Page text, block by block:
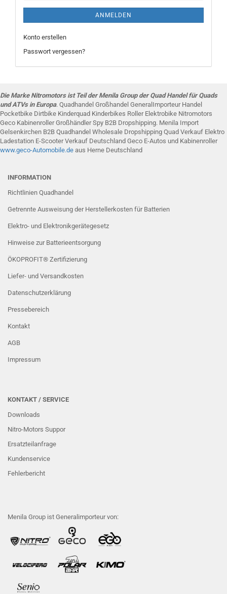
ANMELDEN
Konto erstellen
Passwort vergessen?
Die Marke Nitromotors ist Teil der Menila Group der Quad Handel für Quads
und ATVs in Europa. Quadhandel Großhandel GeneralImporteur Handel
Pocketbike Dirtbike Kinderquad Kinderbikes Roller Elektrobike Nitromotors
Geco Kabinenroller Großhändler Spy B2B Dropshipping. Menila Import
Gelsenkirchen B2B Quadhandel Wholesale Dropshipping Quad Verkauf Elektro
Ladestation E-Scooter Verkauf Deutschland Geco E-Autos und Kabinenroller
www.geco-Automobile.de aus Herne Deutschland
INFORMATION
Richtlinien Quadhandel
Getrennte Ausweisung der Herstellerkosten für Batterien
Elektro- und Elektronikgerätegesetz
Hinweise zur Batterieentsorgung
ÖKOPROFIT® Zertifizierung
Liefer- und Versandkosten
Datenschutzerklärung
Pressebereich
Kontakt
AGB
Impressum
KONTAKT / SERVICE
Downloads
Nitro-Motors Suppor
Ersatzteilanfrage
Kundenservice
Fehlerbericht
Menila Group ist Generalimporteur von: